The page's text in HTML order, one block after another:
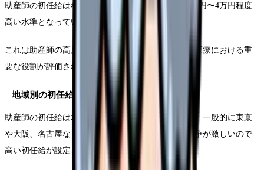
助産師の初任給は看護師と比較して、平均で時給2万円〜4万円程度
高い水準となっています。
これは助産師の高度な専門知識と技術、そして産科医療における重
要な役割が評価された結果です。
地域別の初任給の違い
助産師の初任給は地域によっても大きく異なります。一般的に東京
や大阪、名古屋などの大都市圏では、人材確保の競争が激しいので
高い初任給が設定されています。